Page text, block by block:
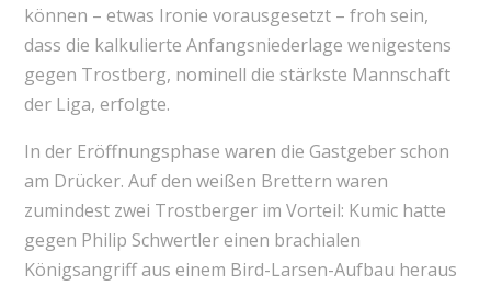
können – etwas Ironie vorausgesetzt – froh sein,
dass die kalkulierte Anfangsniederlage wenigestens
gegen Trostberg, nominell die stärkste Mannschaft
der Liga, erfolgte.
In der Eröffnungsphase waren die Gastgeber schon
am Drücker. Auf den weißen Brettern waren
zumindest zwei Trostberger im Vorteil: Kumic hatte
gegen Philip Schwertler einen brachialen
Königsangriff aus einem Bird-Larsen-Aufbau heraus